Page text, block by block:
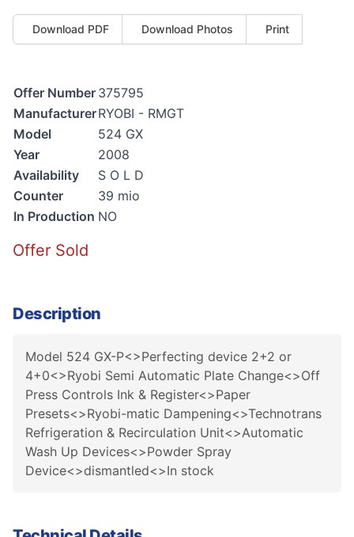
Download PDF Download Photos Print
Offer Number 375795
ManufacturerRYOBI - RMGT
Model
524 GX
Year
2008
Availability
S O L D
Counter
39 mio
In Production NO
Offer Sold
Description
Model 524 GX-P<>Perfecting device 2+2 or
4+0<>Ryobi Semi Automatic Plate Change<>Off
Press Controls Ink & Register<>Paper
Presets<>Ryobi-matic Dampening<>Technotrans
Refrigeration & Recirculation Unit<>Automatic
Wash Up Devices<>Powder Spray
Device<>dismantled<>In stock